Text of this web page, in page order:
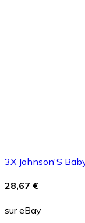
3X Johnson'S
28,67 €
sur eBay